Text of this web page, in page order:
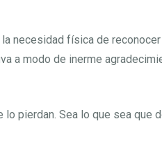
necesidad física de
a modo de inerme
lo pierdan. Sea lo que sea que